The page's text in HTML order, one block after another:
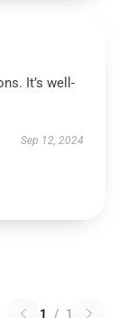
It’s well-
Sep 12, 2024
1 / 1